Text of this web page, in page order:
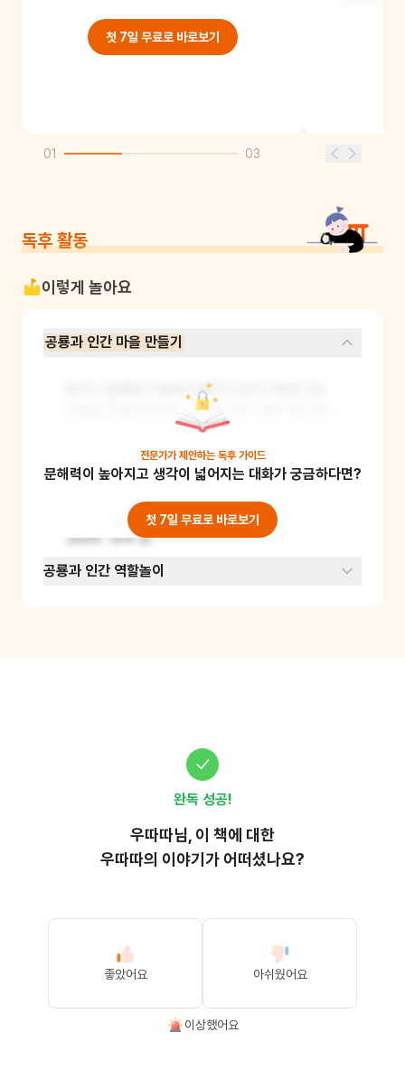
첫 7일 무료로 바로보기
01 03
독후 활동
이렇게 놀아요
공룡과 인간 마을 만들기
종이나 블록을 이용해 공룡과 인간이 함께 사는
마을을 만들어보세요. 공룡이 살기 좋은 큰 공간
과 인간이 살기 좋은 작은 집들을 함께 배치해보
세요. 그리고 두 종족이 함께 사용할 수 있는 공간
(예: 놀이터, 학교, 공원 등)도 만들어보세요. 이
활동을 통해 서로 다른 존재가 어떻게 조화롭게
살 수 있는지 상상해볼 수 있어요. 준비물: 종이,
색연필, 블록 등
전문가가 제안하는 독후 가이드
문해력이 높아지고 생각이 넓어지는 대화가 궁금하다면?
첫 7일 무료로 바로보기
공룡과 인간 역할놀이
완독 성공!
우따따님, 이 책에 대한
우따따의 이야기가 어떠셨나요?
좋았어요 아쉬웠어요
이상했어요